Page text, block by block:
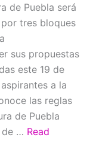
de Puebla será
tres bloques
sus propuestas
este 19 de
a la
las reglas
de Puebla
de … Read